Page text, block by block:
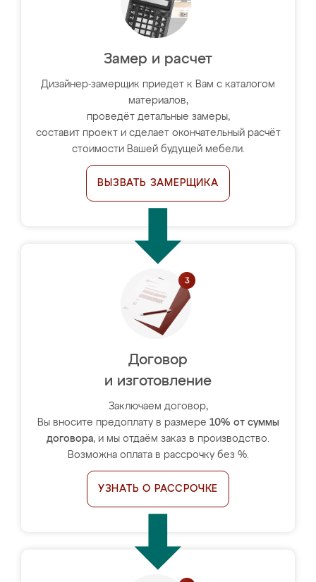
Замер и расчет
Дизайнер-замерщик приедет к Вам с каталогом
материалов,
проведёт детальные замеры,
составит проект и сделает окончательный расчёт
стоимости Вашей будущей мебели.
ВЫЗВАТЬ ЗАМЕРЩИКА
Договор
и изготовление
Заключаем договор,
Вы вносите предоплату в размере 10% от суммы
договора, и мы отдаём заказ в производство.
Возможна оплата в рассрочку без %.
УЗНАТЬ О РАССРОЧКЕ